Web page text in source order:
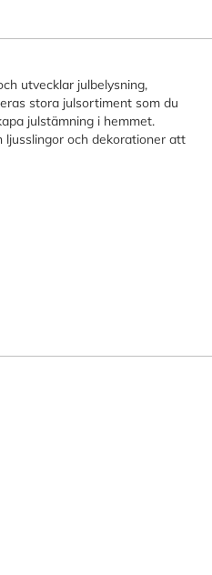
utvecklar julbelysning,
stora julsortiment som du
julstämning i hemmet.
ljusslingor och dekorationer att